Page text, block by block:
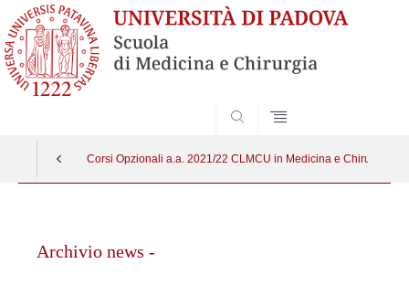
Corsi Opzionali a.a. 2021/22 CLMCU in Medicina e Chirurgia
contenutoArchivio news -